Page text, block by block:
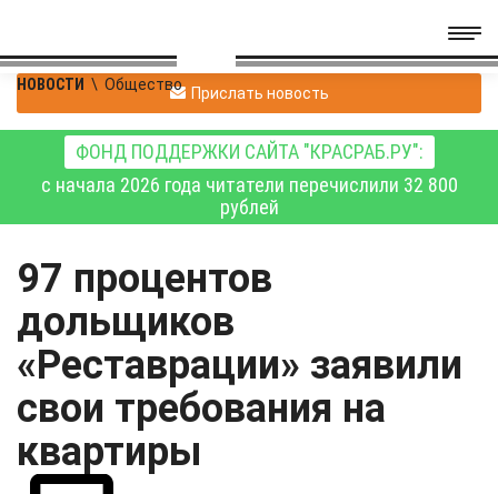
НОВОСТИ \ Общество Прислать новость
ФОНД ПОДДЕРЖКИ САЙТА "КРАСРАБ.РУ":
с начала 2026 года читатели перечислили 32 800
рублей
97 процентов
дольщиков
«Реставрации» заявили
свои требования на
квартиры